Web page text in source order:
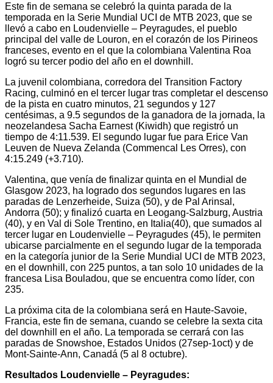
Este fin de semana se celebró la quinta parada de la
temporada en la Serie Mundial UCI de MTB 2023, que se
llevó a cabo en Loudenvielle – Peyragudes, el pueblo
principal del valle de Louron, en el corazón de los Pirineos
franceses, evento en el que la colombiana Valentina Roa
logró su tercer podio del año en el downhill.
La juvenil colombiana, corredora del Transition Factory
Racing, culminó en el tercer lugar tras completar el descenso
de la pista en cuatro minutos, 21 segundos y 127
centésimas, a 9.5 segundos de la ganadora de la jornada, la
neozelandesa Sacha Earnest (Kiwidh) que registró un
tiempo de 4:11.539. El segundo lugar fue para Erice Van
Leuven de Nueva Zelanda (Commencal Les Orres), con
4:15.249 (+3.710).
Valentina, que venía de finalizar quinta en el Mundial de
Glasgow 2023, ha logrado dos segundos lugares en las
paradas de Lenzerheide, Suiza (50), y de Pal Arinsal,
Andorra (50); y finalizó cuarta en Leogang-Salzburg, Austria
(40), y en Val di Sole Trentino, en Italia(40), que sumados al
tercer lugar en Loudenvielle – Peyragudes (45), le permiten
ubicarse parcialmente en el segundo lugar de la temporada
en la categoría junior de la Serie Mundial UCI de MTB 2023,
en el downhill, con 225 puntos, a tan solo 10 unidades de la
francesa Lisa Bouladou, que se encuentra como líder, con
235.
La próxima cita de la colombiana será en Haute-Savoie,
Francia, este fin de semana, cuando se celebre la sexta cita
del downhill en el año. La temporada se cerrará con las
paradas de Snowshoe, Estados Unidos (27sep-1oct) y de
Mont-Sainte-Ann, Canadá (5 al 8 octubre).
Resultados Loudenvielle – Peyragudes: